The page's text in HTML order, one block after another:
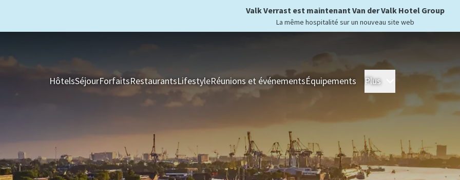
Valk Verrast est maintenant Van der Valk Hotel Group
La même hospitalité sur un nouveau site web
HôtelsSéjourForfaitsRestaurantsLifestyleRéunions et événementsÉquipements Plus